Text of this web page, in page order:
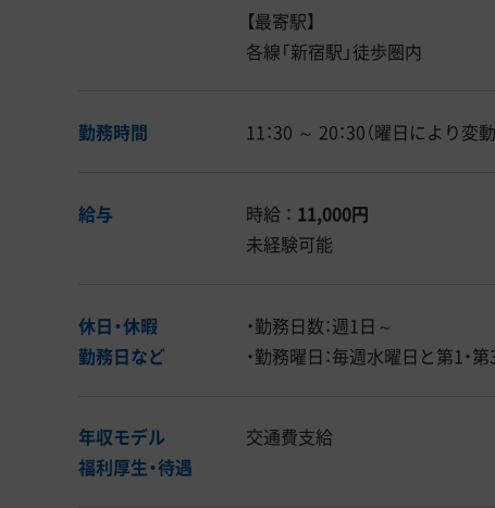
【最寄駅】
各線「新宿駅」徒歩圏内
勤務時間 11：30 ～ 20：30（曜日により変動
給与 時給 ： 11,000円
未経験可能
休日・休暇
勤務日など
・勤務日数：週1日～
・勤務曜日：毎週水曜日と第1・
年収モデル
福利厚生・待遇
交通費支給